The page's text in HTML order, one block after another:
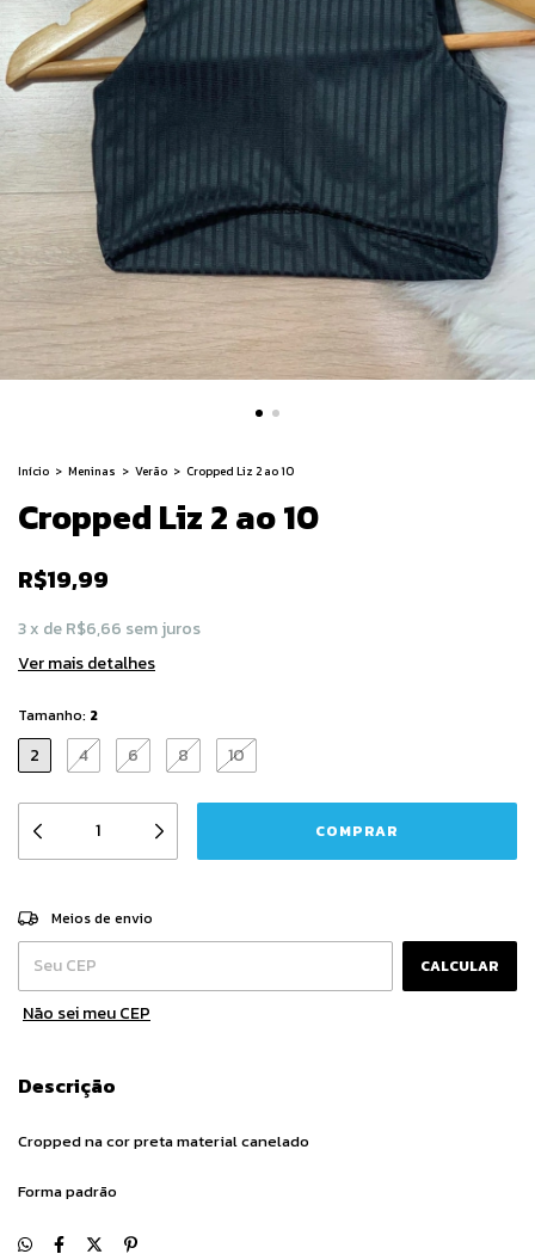
Início > Meninas > Verão > Cropped Liz 2 ao 10
Cropped Liz 2 ao 10
R$19,99
3x deR$6,66 sem juros
Ver mais detalhes
Tamanho: 2
2 4 6 8 10
Entregas para o CEP:
Meios de envio
CALCULAR
Não sei meu CEP
Descrição
Cropped na cor preta material canelado
Forma padrão